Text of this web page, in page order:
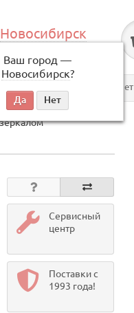
Новосибирск
Ваш город —
Новосибирск?
с 09:00 до 18:00
Личный кабинет
Сервисный
центр
Поставки с
1993 года!